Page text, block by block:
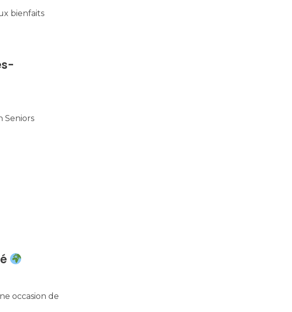
bienfaits
Seniors
occasion de